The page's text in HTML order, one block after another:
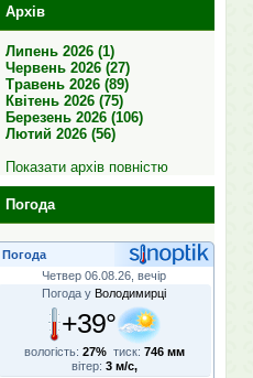
Архів
Липень 2026 (1)
Червень 2026 (27)
Травень 2026 (89)
Квітень 2026 (75)
Березень 2026 (106)
Лютий 2026 (56)
Показати архів повністю
Погода
Погода
Четвер 06.08.26, вечір
Погода у Володимирці
+39°
вологість: 27% тиск: 746 мм
вітер: 3 м/с,